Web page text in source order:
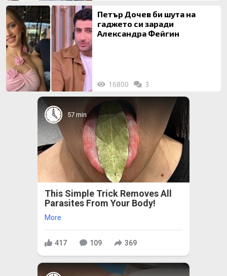
Петър Дочев би шута на
гаджето си заради
Александра Фейгин
16800 3
57 min
This Simple Trick Removes All
Parasites From Your Body!
More
417 109 369